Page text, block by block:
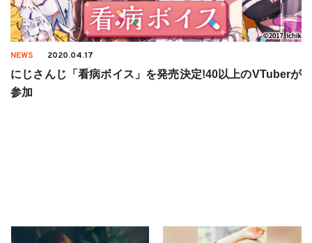
NEWS 2020.04.17
にじさんじ「看病ボイス」を発売決定!40以上のVTuberが
参加